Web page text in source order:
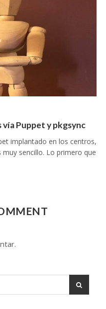
Puppet y pkgsync
implantado en los centros,
sencillo. Lo primero que